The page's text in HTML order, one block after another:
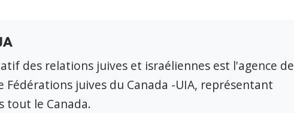
des relations juives et israéliennes est l'agence de
Fédérations juives du Canada -UIA, représentant
tout le Canada.